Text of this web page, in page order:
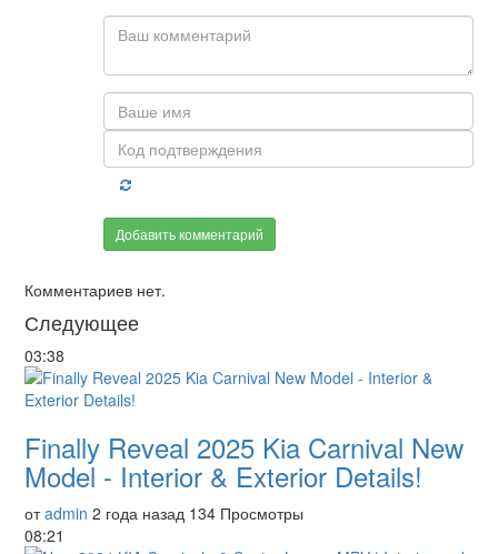
Добавить комментарий
Комментариев нет.
Следующее
03:38
Finally Reveal 2025 Kia Carnival New
Model - Interior & Exterior Details!
отadmin 2 года назад 134 Просмотры
08:21